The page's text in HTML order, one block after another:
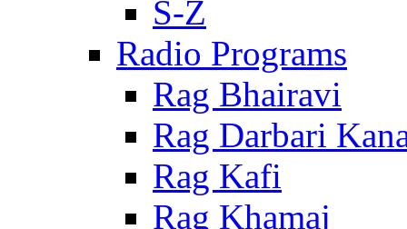
S-Z
Radio Programs
Rag Bhairavi
Rag Darbari
Rag Kafi
Rag Khamaj